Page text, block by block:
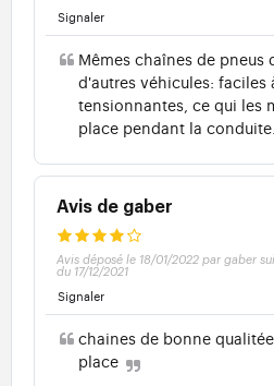
Signaler
Mêmes chaînes de pneus
d'autres véhicules: faciles
tensionnantes, ce qui les
place pendant la
Avis de gaber
Avis déposé le 18/01/2022 par gaber
du 17/12/2021
Signaler
chaines de bonne
place